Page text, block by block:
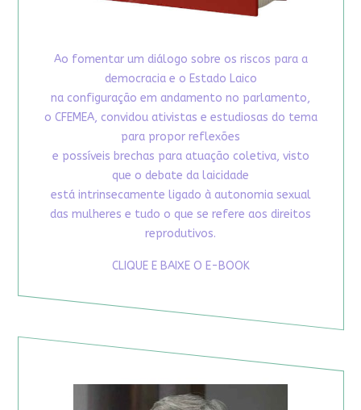
Ao fomentar um diálogo sobre os riscos para a
democracia e o Estado Laico
na configuração em andamento no parlamento,
o CFEMEA, convidou ativistas e estudiosas do tema
para propor reflexões
e possíveis brechas para atuação coletiva, visto
que o debate da laicidade
está intrinsecamente ligado à autonomia sexual
das mulheres e tudo o que se refere aos direitos
reprodutivos.
CLIQUE E BAIXE O E-BOOK